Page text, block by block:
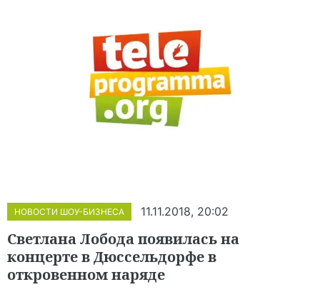
НОВОСТИ ШОУ-БИЗНЕСА 11.11.2018, 20:02
Светлана Лобода появилась на
концерте в Дюссельдорфе в
откровенном наряде